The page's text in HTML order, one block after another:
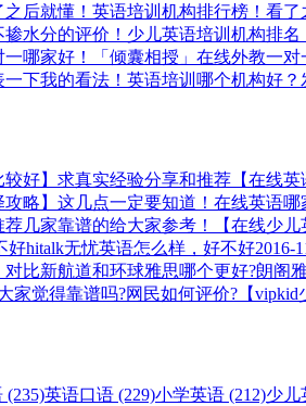
英语培训机构排行榜！看了
少儿英语培训机构排名
「倾囊相授」在线外教一对
英语培训哪个机构好？
【在线
在线英语哪
【在线少
hitalk无忧英语怎么样，好不好2016-
朗阁
【
(235)英语口语 (229)小学英语 (212)少儿